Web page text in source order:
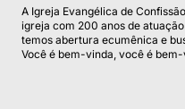
A Igreja Evangélica de
igreja com 200 anos de
temos abertura ecumênica e
Você é bem-vinda, você é bem-